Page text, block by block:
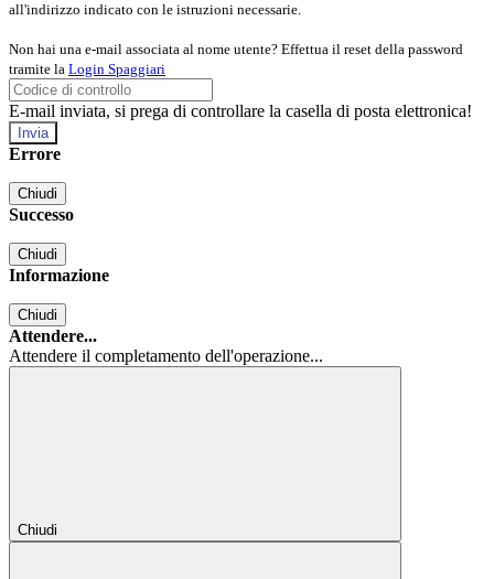
all'indirizzo indicato con le istruzioni necessarie.
Non hai una e-mail associata al nome utente? Effettua il reset della password
tramite la Login Spaggiari
E-mail inviata, si prega di controllare la casella di posta elettronica!
Errore
Chiudi
Successo
Chiudi
Informazione
Chiudi
Attendere...
Attendere il completamento dell'operazione...
Chiudi